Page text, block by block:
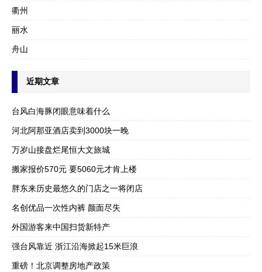
衢州
丽水
舟山
近期文章
台风白海豚闭眼意味着什么
河北阿那亚酒店卖到3000块一晚
万岁山接盘烂尾恒大文旅城
搬家报价570元 要5060元才肯上楼
胖东来历史最悠久的门店之一将闭店
名创优品一次性内裤 颜面尽失
外国游客来中国扫货新特产
强台风靠近 浙江沿海掀起15米巨浪
重磅！北京调整房地产政策